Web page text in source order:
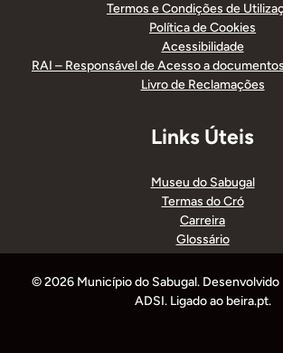
Termos e Condições de
Política de Cookies
Acessibilidade
RAI – Responsável de Acesso a
Livro de Reclamações
Links Úteis
Museu do Sabugal
Termas do Cró
Carreira
Glossário
© 2026 Município do Sabugal.
ADSI. Ligado ao beira.pt.